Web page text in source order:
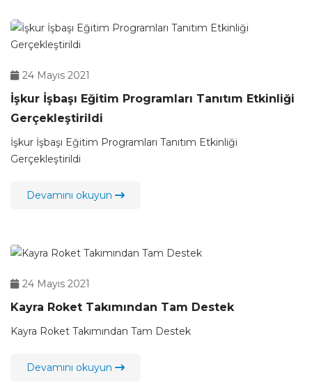
24 Mayıs 2021
İşkur İşbaşı Eğitim Programları Tanıtım Etkinliği
Gerçekleştirildi
İşkur İşbaşı Eğitim Programları Tanıtım Etkinliği
Gerçekleştirildi
Devamını okuyun
24 Mayıs 2021
Kayra Roket Takımından Tam Destek
Kayra Roket Takımından Tam Destek
Devamını okuyun